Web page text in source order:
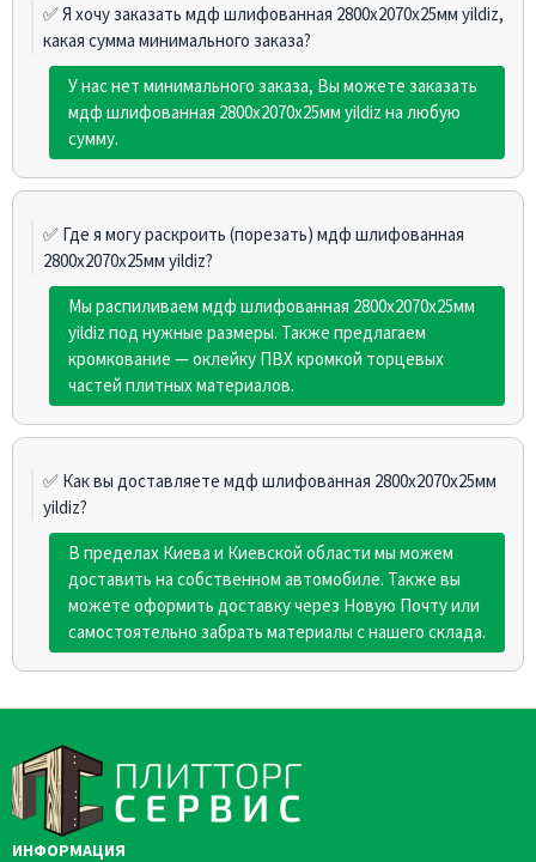
✅ Я хочу заказать мдф шлифованная 2800х2070х25мм yildiz,
какая сумма минимального заказа?
У нас нет минимального заказа, Вы можете заказать
мдф шлифованная 2800х2070х25мм yildiz на любую
сумму.
✅ Где я могу раскроить (порезать) мдф шлифованная
2800х2070х25мм yildiz?
Мы распиливаем мдф шлифованная 2800х2070х25мм
yildiz под нужные размеры. Также предлагаем
кромкование — оклейку ПВХ кромкой торцевых
частей плитных материалов.
✅ Как вы доставляете мдф шлифованная 2800х2070х25мм
yildiz?
В пределах Киева и Киевской области мы можем
доставить на собственном автомобиле. Также вы
можете оформить доставку через Новую Почту или
самостоятельно забрать материалы с нашего склада.
ИНФОРМАЦИЯ